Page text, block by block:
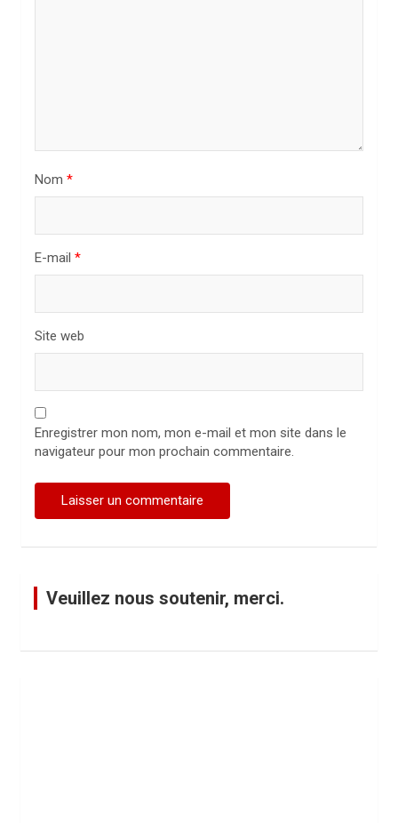
Nom *
E-mail *
Site web
Enregistrer mon nom, mon e-mail et mon site dans le
navigateur pour mon prochain commentaire.
Veuillez nous soutenir, merci.